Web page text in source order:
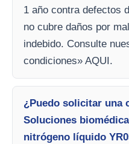
1 año contra defectos
no cubre daños por
indebido. Consulte
condiciones» AQUI.
¿Puedo solicitar una
Soluciones
nitrógeno líquido